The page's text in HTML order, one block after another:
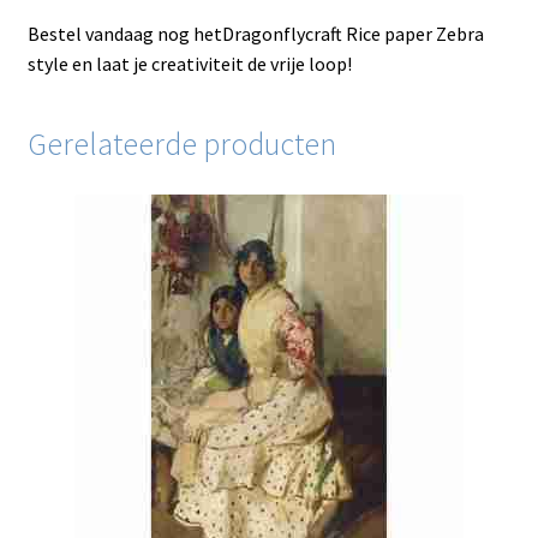
Bestel vandaag nog hetDragonflycraft Rice paper Zebra
style en laat je creativiteit de vrije loop!
Gerelateerde producten